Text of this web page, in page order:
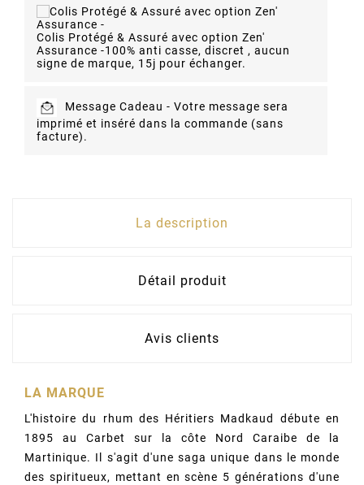
Colis Protégé & Assuré avec option Zen'
Assurance -100% anti casse, discret , aucun
signe de marque, 15j pour échanger.
Message Cadeau - Votre message sera
imprimé et inséré dans la commande (sans
facture).
La description
Détail produit
Avis clients
LA MARQUE
L'histoire du rhum des Héritiers Madkaud débute en
1895 au Carbet sur la côte Nord Caraibe de la
Martinique. Il s'agit d'une saga unique dans le monde
des spiritueux, mettant en scène 5 générations d'une